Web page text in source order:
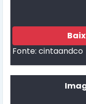
Fonte: cintaandco